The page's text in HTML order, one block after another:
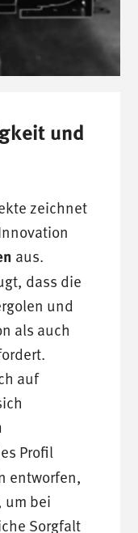
und
zeichnet
aus.
dass die
und
als auch
auf
Profil
entworfen,
um bei
Sorgfalt